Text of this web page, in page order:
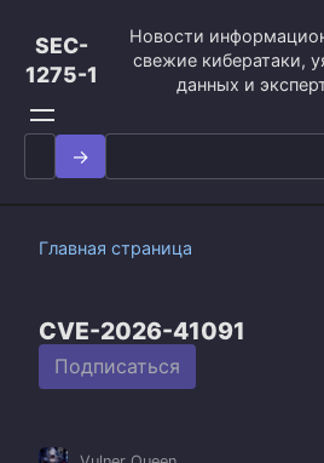
контенту
SEC-
1275-1
Новости
свежие кибератаки,
данных и
Search
for:
Главная страница
CVE-2026-41091
Подписаться